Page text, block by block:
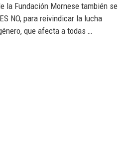
la Fundación Mornese también se
NO, para reivindicar la lucha
que afecta a todas …